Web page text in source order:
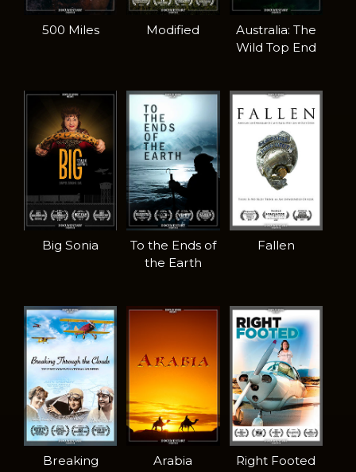
500 Miles Modified
Australia: The
Wild Top End
Big Sonia
To the Ends of
the Earth
Fallen
Breaking
Arabia Right Footed